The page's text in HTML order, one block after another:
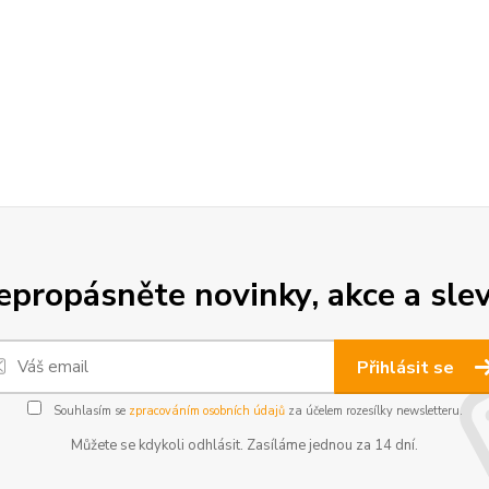
novinky, akce a
Přihlásit se
Souhlasím se zpracováním osobních údajůza účelem rozesílky newsletteru.
Můžete se kdykoli odhlásit. Zasíláme jednou za 14 dní.